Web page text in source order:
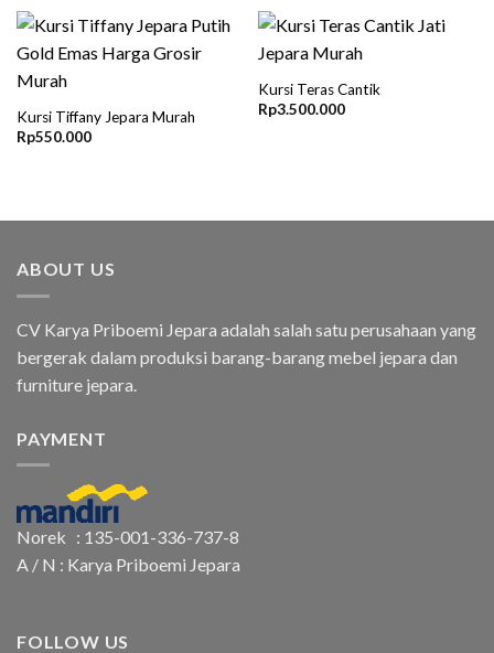
Kursi Tiffany Jepara Murah
Rp550.000
Kursi Teras Cantik
Rp3.500.000
ABOUT US
CV Karya Priboemi Jepara adalah salah satu perusahaan yang
bergerak dalam produksi barang-barang mebel jepara dan
furniture jepara.
PAYMENT
Norek : 135-001-336-737-8
A / N : Karya Priboemi Jepara
FOLLOW US